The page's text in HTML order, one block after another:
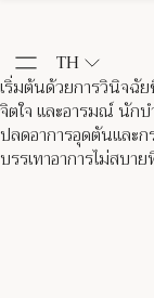
TH
เริ่มต้นด้วยการวินิจฉั
จิตใจ และอารมณ์ นักบ
ปลดอาการอุดตันและก
บรรเทาอาการไม่สบา